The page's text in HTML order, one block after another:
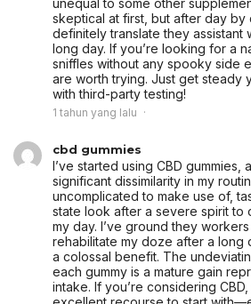
skeptical at first, but after day by
definitely translate they assistant
long day. If you’re looking for a
sniffles without any spooky side
are worth trying. Just get steady
with third-party testing!
1 tahun yang lalu
cbd gummies
I’ve started using CBD gummies,
significant dissimilarity in my
uncomplicated to make use of,
state look after a severe spirit to
my day. I’ve ground they
rehabilitate my doze after a long
a colossal benefit. The
each gummy is a mature gain
intake. If you’re considering